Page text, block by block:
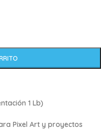
1 Lb)
Pixel Art y proyectos